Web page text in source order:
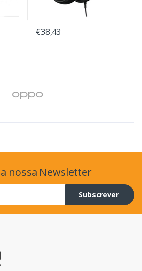
€38,43
nossa Newsletter
Subscrever